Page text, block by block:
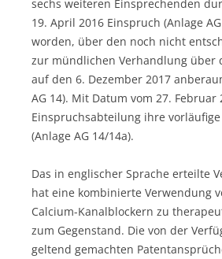
sechs weiteren Einsprechenden
19. April 2016 Einspruch (Anlage
worden, über den noch nicht
zur mündlichen Verhandlung über
auf den 6. Dezember 2017
AG 14). Mit Datum vom 27. Februar
Einspruchsabteilung ihre
(Anlage AG 14/14a).
Das in englischer Sprache erteilte
hat eine kombinierte Verwendung
Calcium-Kanalblockern zu
zum Gegenstand. Die von der
geltend gemachten